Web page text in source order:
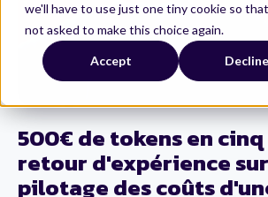
we'll have to use just one tiny cookie so
not asked to make this choice again.
Accept Decline
500€ de tokens en
retour d'expérience
pilotage des coûts